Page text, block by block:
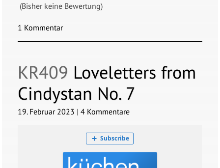
(Bisher keine Bewertung)
1 Kommentar
KR409 Loveletters from
Cindystan No. 7
19. Februar 2023 |4 Kommentare